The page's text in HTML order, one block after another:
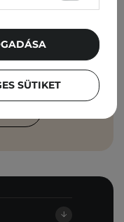
a Cosibella
Irányelveknek
SÜTIKET